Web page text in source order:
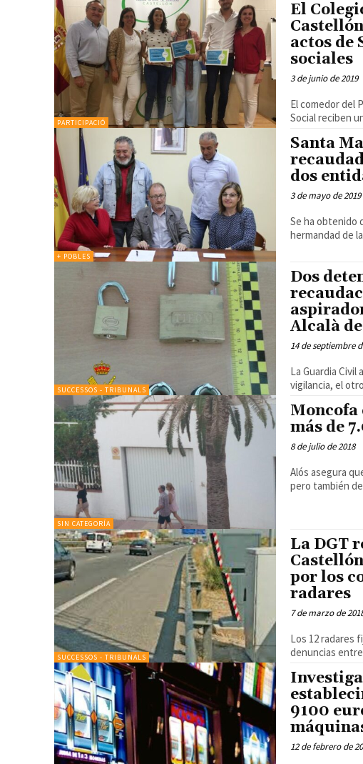
PARTICIPACIÓ
El
actos de
sociales
3 de junio de 2019
El comedor del
Social reciben
+ POBLES
Santa
dos
3 de mayo de 2019
Se ha obtenido de la venta del libro 'El Zorro Rojo' y de la la comida de
hermandad de
SUCCESSOS - TRIBUNALS
Dos
Alcalà
14 de septiembre
La Guardia Civil averiguó que mientras uno de ellos hacía labores de
vigilancia, el
SIN CATEGORÍA
Moncofa
más de
8 de julio de 2018
Alós asegura
pero también
SUCCESSOS - TRIBUNALS
La DGT
por los
radares
7 de marzo de
Los 12 radares
denuncias
9100
12 de febrero de